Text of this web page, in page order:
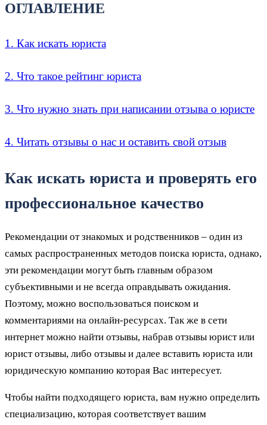
ОГЛАВЛЕНИЕ
1. Как искать юриста
2. Что такое рейтинг юриста
3. Что нужно знать при написании отзыва о юристе
4. Читать отзывы о нас и оставить свой отзыв
Как искать юриста и проверять его
профессиональное качество
Рекомендации от знакомых и родственников – один из
самых распространенных методов поиска юриста, однако,
эти рекомендации могут быть главным образом
субъективными и не всегда оправдывать ожидания.
Поэтому, можно воспользоваться поиском и
комментариями на онлайн-ресурсах. Так же в сети
интернет можно найти отзывы, набрав отзывы юрист или
юрист отзывы, либо отзывы и далее вставить юриста или
юридическую компанию которая Вас интересует.
Чтобы найти подходящего юриста, вам нужно определить
специализацию, которая соответствует вашим